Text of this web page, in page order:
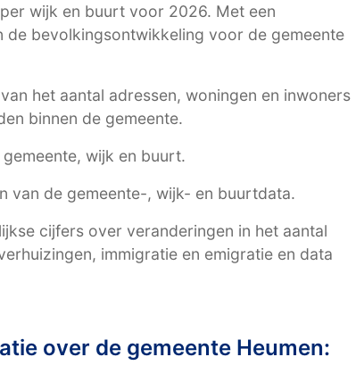
wijk en buurt voor 2026. Met een
bevolkingsontwikkeling voor de gemeente
het aantal adressen, woningen en inwoners
binnen de gemeente.
wijk en buurt.
van de gemeente-, wijk- en buurtdata.
cijfers over veranderingen in het aantal
immigratie en emigratie en data
over de gemeente Heumen: